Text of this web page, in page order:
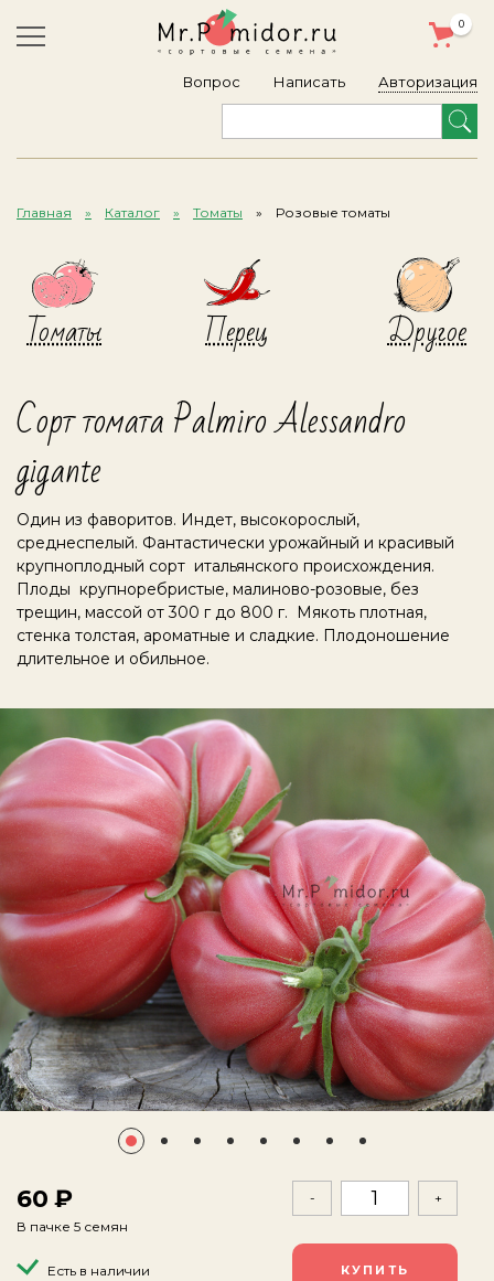
Вопрос Написать
0
Авторизация
Главная Каталог Томаты Розовые томаты
Томаты Перец Другое
Сорт томата Palmiro Alessandro
gigante
Один из фаворитов. Индет, высокорослый,
среднеспелый. Фантастически урожайный и красивый
крупноплодный сорт итальянского происхождения.
Плоды крупноребристые, малиново-розовые, без
трещин, массой от 300 г до 800 г. Мякоть плотная,
стенка толстая, ароматные и сладкие. Плодоношение
длительное и обильное.
60
В пачке 5 семян
Есть в наличии
- +